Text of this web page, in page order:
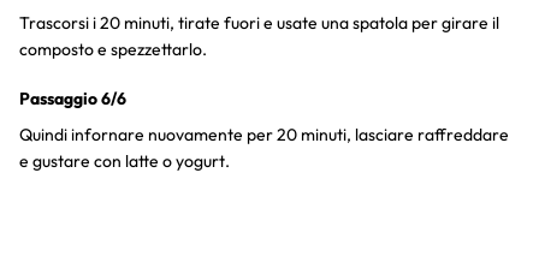
Trascorsi i 20 minuti, tirate fuori e usate una spatola per girare il
composto e spezzettarlo.
Passaggio 6/6
Quindi infornare nuovamente per 20 minuti, lasciare raffreddare
e gustare con latte o yogurt.